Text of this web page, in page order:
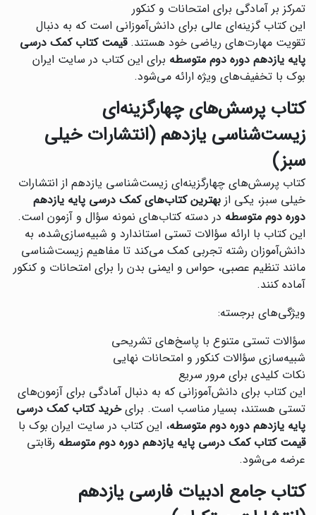
تمرکز بر آمادگی برای امتحانات و کنکور
این کتاب گزینه‌ای عالی برای دانش‌آموزانی است که به دنبال
تقویت مهارت‌های ریاضی خود هستند.قیمت کتاب کمک درسی
پایه یازدهم دوره دوم متوسطه برای این کتاب در سایت ایران
بوک با تخفیف‌های ویژه ارائه می‌شود.
کتاب پرسش‌های چهارگزینه‌ای
زیست‌شناسی یازدهم (انتشارات خیلی
سبز)
کتاب پرسش‌های چهارگزینه‌ای زیست‌شناسی یازدهم از انتشارات
خیلی سبز، یکی از بهترین کتاب‌های کمک درسی پایه یازدهم
دوره دوم متوسطه در دسته کتاب‌های نمونه سؤال و آزمون است.
این کتاب با ارائه سؤالات تستی استاندارد و شبیه‌سازی‌شده، به
دانش‌آموزان رشته تجربی کمک می‌کند تا مفاهیم زیست‌شناسی
مانند تنظیم عصبی، حواس و ایمنی بدن را برای امتحانات و کنکور
آماده کنند.
ویژگی‌های برجسته:
سؤالات تستی متنوع با پاسخ‌های تشریحی
شبیه‌سازی سؤالات کنکور و امتحانات نهایی
نکات کلیدی برای مرور سریع
این کتاب برای دانش‌آموزانی که به دنبال آمادگی برای آزمون‌های
تستی هستند، بسیار مناسب است. برایخرید کتاب کمک درسی
پایه یازدهم دوره دوم متوسطه، این کتاب در سایت ایران بوک با
قیمت کتاب کمک درسی پایه یازدهم دوره دوم متوسطه رقابتی
عرضه می‌شود.
کتاب جامع ادبیات فارسی یازدهم